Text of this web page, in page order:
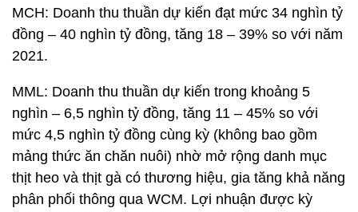
MCH: Doanh thu thuần dự kiến đạt mức 34 nghìn tỷ
đồng – 40 nghìn tỷ đồng, tăng 18 – 39% so với năm
2021.
MML: Doanh thu thuần dự kiến trong khoảng 5
nghìn – 6,5 nghìn tỷ đồng, tăng 11 – 45% so với
mức 4,5 nghìn tỷ đồng cùng kỳ (không bao gồm
mảng thức ăn chăn nuôi) nhờ mở rộng danh mục
thịt heo và thịt gà có thương hiệu, gia tăng khả năng
phân phối thông qua WCM. Lợi nhuận được kỳ